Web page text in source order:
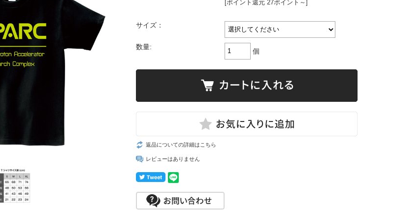
[ポイント還元 27ポイント～]
サイズ：
数量:
個
返品についての詳細はこちら
レビューはありません